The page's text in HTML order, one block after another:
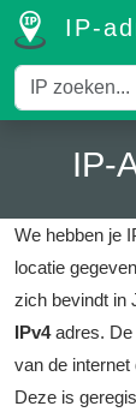
IP-
IP-
We hebben je
locatie
zich bevindt in
IPv4adres.
van de
Deze is